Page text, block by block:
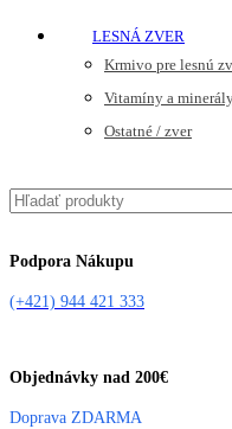
LESNÁ ZVER
Krmivo pre lesnú
Vitamíny a
Ostatné / zver
Podpora Nákupu
(+421) 944 421 333
Objednávky nad 200€
Doprava ZDARMA